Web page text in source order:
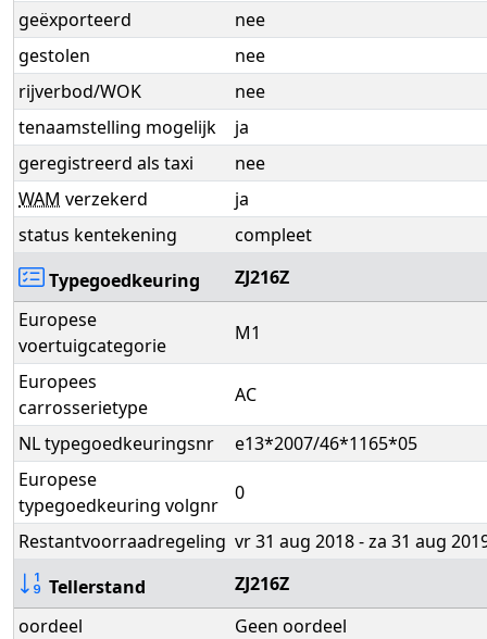
geëxporteerd
nee
gestolen
nee
rijverbod/WOK
nee
tenaamstelling mogelijk
ja
geregistreerd als taxi
nee
WAM verzekerd
ja
status kentekening
compleet
Typegoedkeuring
ZJ216Z
Europese
voertuigcategorie
M1
Europees
carrosserietype
AC
NL typegoedkeuringsnr
e13*2007/46*1165*05
Europese
typegoedkeuring volgnr
0
Restantvoorraadregeling vr 31 aug 2018 - za 31 aug
Tellerstand
ZJ216Z
oordeel
Geen oordeel